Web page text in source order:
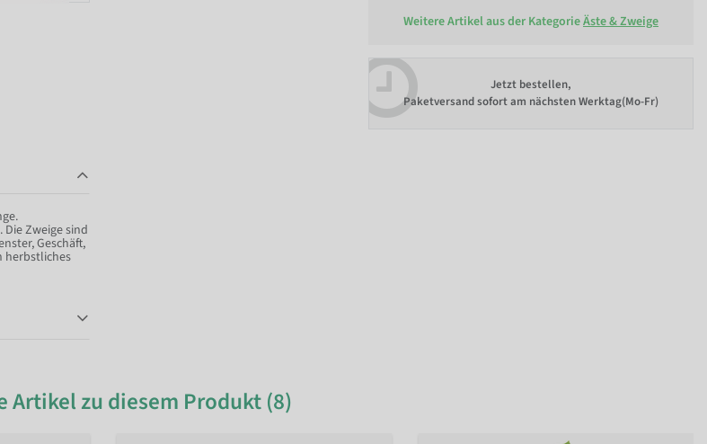
Weitere Artikel aus der KategorieÄste & Zweige
Jetzt bestellen,
Paketversand sofort am nächsten Werktag(Mo-Fr)
Zweige sind
Geschäft,
herbstliches
Artikel zu diesem Produkt (8)